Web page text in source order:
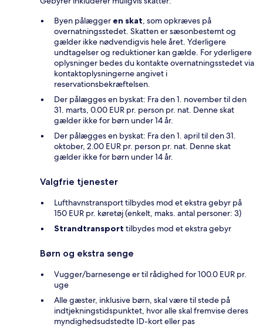
Byen pålægger en skat, som opkræves på
overnatningsstedet. Skatten er sæsonbestemt og
gælder ikke nødvendigvis hele året. Yderligere
undtagelser og reduktioner kan gælde. For yderligere
oplysninger bedes du kontakte overnatningsstedet via
kontaktoplysningerne angivet i
reservationsbekræftelsen.
Der pålægges en byskat: Fra den 1. november til den
31. marts, 0.00 EUR pr. person pr. nat. Denne skat
gælder ikke for børn under 14 år.
Der pålægges en byskat: Fra den 1. april til den 31.
oktober, 2.00 EUR pr. person pr. nat. Denne skat
gælder ikke for børn under 14 år.
Valgfrie tjenester
Lufthavnstransport tilbydes mod et ekstra gebyr på
150 EUR pr. køretøj (enkelt, maks. antal personer: 3)
Strandtransport tilbydes mod et ekstra gebyr
Børn og ekstra senge
Vugger/barnesenge er til rådighed for 100.0 EUR pr.
uge
Alle gæster, inklusive børn, skal være til stede på
indtjekningstidspunktet, hvor alle skal fremvise deres
myndighedsudstedte ID-kort eller pas